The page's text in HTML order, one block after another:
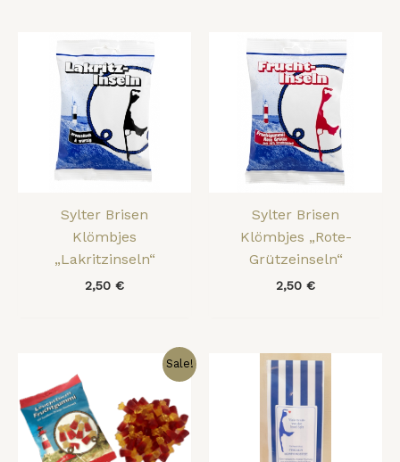
Sylter Brisen
Klömbjes
„Lakritzinseln“
2,50 €
Sylter Brisen
Klömbjes „Rote-
Grützeinseln“
2,50 €
Sale!
Ursprünglicher
2,95 €
Aktueller
Preis
2,50 €.